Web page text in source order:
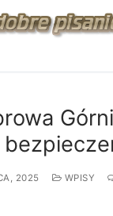
2025 WPISY